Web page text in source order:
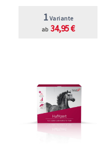
1 Variante
ab 34,95 €